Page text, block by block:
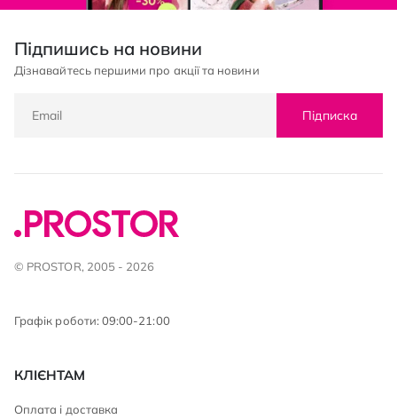
Підпишись на новини
Дізнавайтесь першими про акції та новини
Підписка
© PROSTOR, 2005 - 2026
Графік роботи: 09:00-21:00
КЛІЄНТАМ
Оплата і доставка